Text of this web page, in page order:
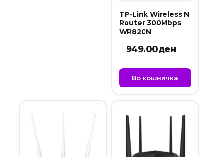
TP-Link Wireless N
Router 300Mbps
WR820N
949.00ден
Во кошничка